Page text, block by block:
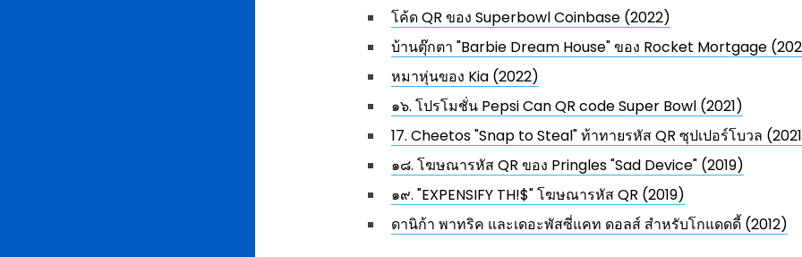
โค้ด QR ของ Superbowl Coinbase (2022)
บ้านตุ๊กตา "Barbie Dream House" ของ Rocket Mortgage
หมาหุ่นของ Kia (2022)
๑๖. โปรโมชั่น Pepsi Can QR code Super Bowl (2021)
17. Cheetos "Snap to Steal" ท้าทายรหัส QR ซุปเปอร์โบวล
๑๘. โฆษณารหัส QR ของ Pringles "Sad Device" (2019)
๑๙. "EXPENSIFY TH!$" โฆษณารหัส QR (2019)
ดานิก้า พาทริค และเดอะพัสซี่แคท ดอลส์ สำหรับโกแดดดี้ (2012)